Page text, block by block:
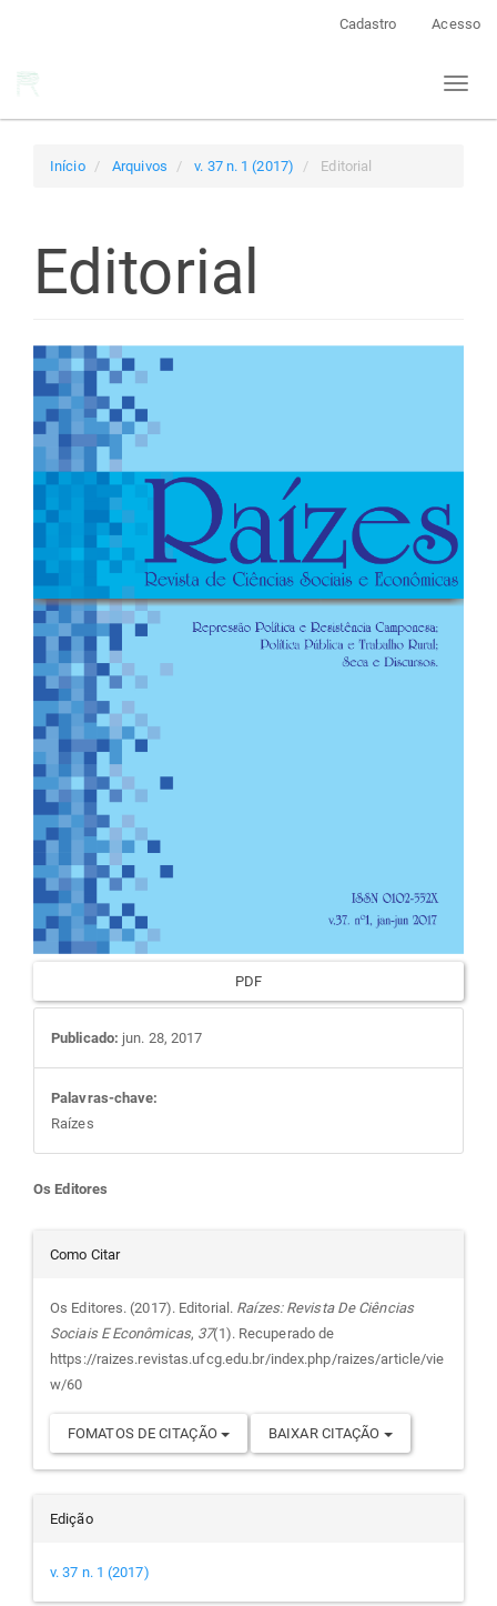
Cadastro Acesso
Toggle
Início Arquivos v. 37 n. 1 (2017) Editorial
Editorial
Barra
lateral
de
artigos
PDF
Publicado: jun. 28, 2017
Palavras-chave:
Raízes
Conteúdo
do
artigo
principal
Os Editores
Detalhes
do
artigo
Como Citar
Os Editores. (2017). Editorial. Raízes: Revista De Ciências
Sociais E Econômicas, 37(1). Recuperado de
https://raizes.revistas.ufcg.edu.br/index.php/raizes/article/vie
w/60
FOMATOS DE CITAÇÃO BAIXAR CITAÇÃO
Edição
v. 37 n. 1 (2017)